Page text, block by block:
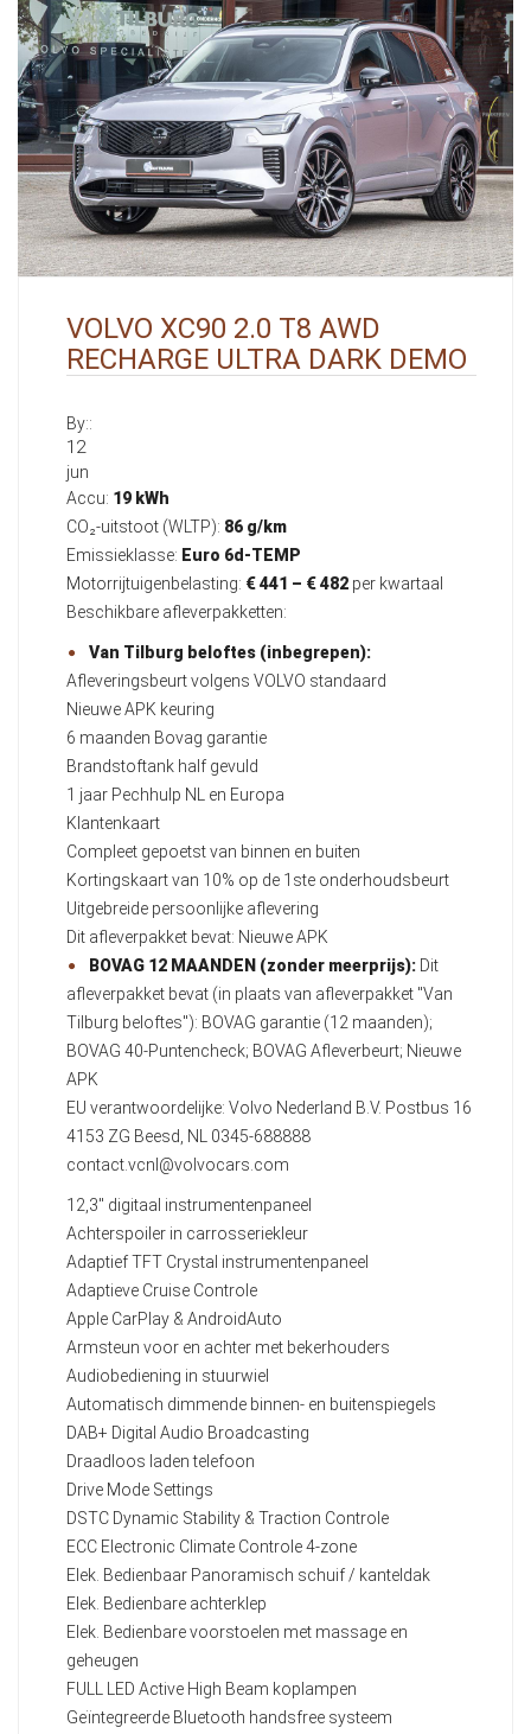
VOLVO XC90 2.0 T8 AWD
RECHARGE ULTRA DARK DEMO
By::
12
jun
Accu: 19 kWh
CO₂-uitstoot (WLTP): 86 g/km
Emissieklasse: Euro 6d-TEMP
Motorrijtuigenbelasting: € 441 – € 482 per kwartaal
Beschikbare afleverpakketten:
Van Tilburg beloftes (inbegrepen):
Afleveringsbeurt volgens VOLVO standaard
Nieuwe APK keuring
6 maanden Bovag garantie
Brandstoftank half gevuld
1 jaar Pechhulp NL en Europa
Klantenkaart
Compleet gepoetst van binnen en buiten
Kortingskaart van 10% op de 1ste onderhoudsbeurt
Uitgebreide persoonlijke aflevering
Dit afleverpakket bevat: Nieuwe APK
BOVAG 12 MAANDEN (zonder meerprijs): Dit
afleverpakket bevat (in plaats van afleverpakket "Van
Tilburg beloftes"): BOVAG garantie (12 maanden);
BOVAG 40-Puntencheck; BOVAG Afleverbeurt; Nieuwe
APK
EU verantwoordelijke: Volvo Nederland B.V. Postbus 16
4153 ZG Beesd, NL 0345-688888
contact.vcnl@volvocars.com
12,3" digitaal instrumentenpaneel
Achterspoiler in carrosseriekleur
Adaptief TFT Crystal instrumentenpaneel
Adaptieve Cruise Controle
Apple CarPlay & AndroidAuto
Armsteun voor en achter met bekerhouders
Audiobediening in stuurwiel
Automatisch dimmende binnen- en buitenspiegels
DAB+ Digital Audio Broadcasting
Draadloos laden telefoon
Drive Mode Settings
DSTC Dynamic Stability & Traction Controle
ECC Electronic Climate Controle 4-zone
Elek. Bedienbaar Panoramisch schuif / kanteldak
Elek. Bedienbare achterklep
Elek. Bedienbare voorstoelen met massage en
geheugen
FULL LED Active High Beam koplampen
Geïntegreerde Bluetooth handsfree systeem